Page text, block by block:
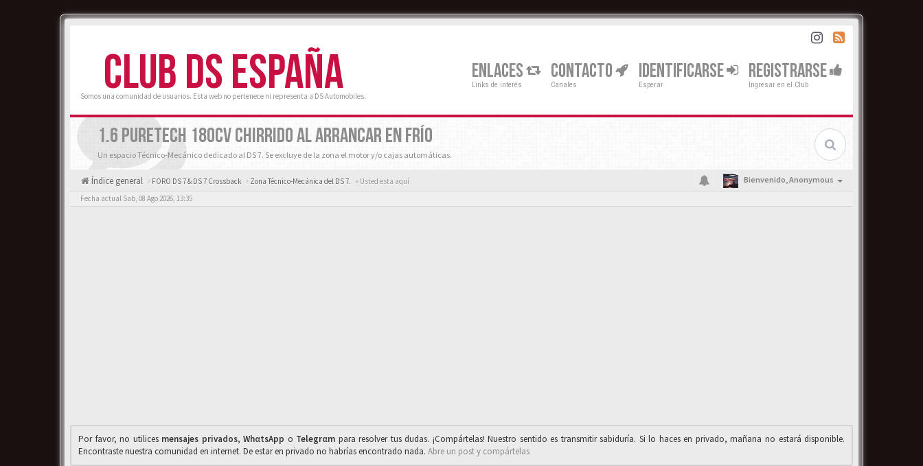
CLUB DS ESPAÑA
Somos una comunidad de usuarios. Esta web no pertenece ni representa a DS Automobiles.
ENLACES
Links de interés
CONTACTO
Canales
IDENTIFICARSE
Esperar
REGISTRARSE
Ingresar en el Club
1.6 PURETECH 180CV CHIRRIDO AL ARRANCAR EN FRÍO
Un espacio Técnico-Mecánico dedicado al DS 7. Se excluye de la zona el motor y/o cajas automáticas.
Índice general FORO DS 7 & DS 7 Crossback Zona Técnico-Mecánica del DS 7. « Usted esta aquí Bienvenido,Anonymous
Fecha actual Sab, 08 Ago 2026, 13:35
Por favor, no utilices mensajes privados,WhαtsApp o Telegrαm para resolver tus dudas. ¡Compártelas! Nuestro sentido es transmitir sabiduría. Si lo haces en privado, mañana no estará disponible.
Encontraste nuestra comunidad en internet. De estar en privado no habrías encontrado nada. Abre un post y compártelas